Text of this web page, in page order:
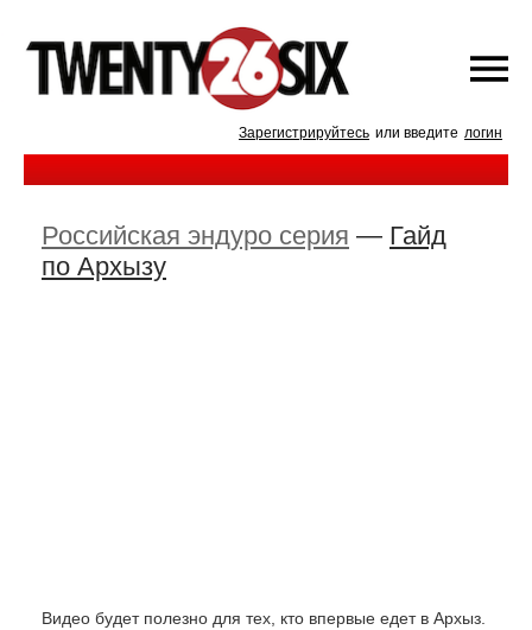
Зарегистрируйтесь или введите логин
Российская эндуро серия — Гайд
по Архызу
Видео будет полезно для тех, кто впервые едет в Архыз.